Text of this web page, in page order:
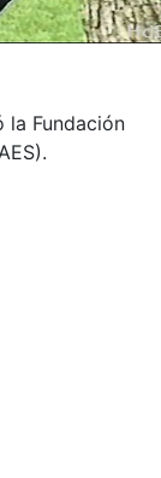
la Fundación